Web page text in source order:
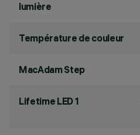
lumière
Température de couleur
MacAdam Step
Lifetime LED 1